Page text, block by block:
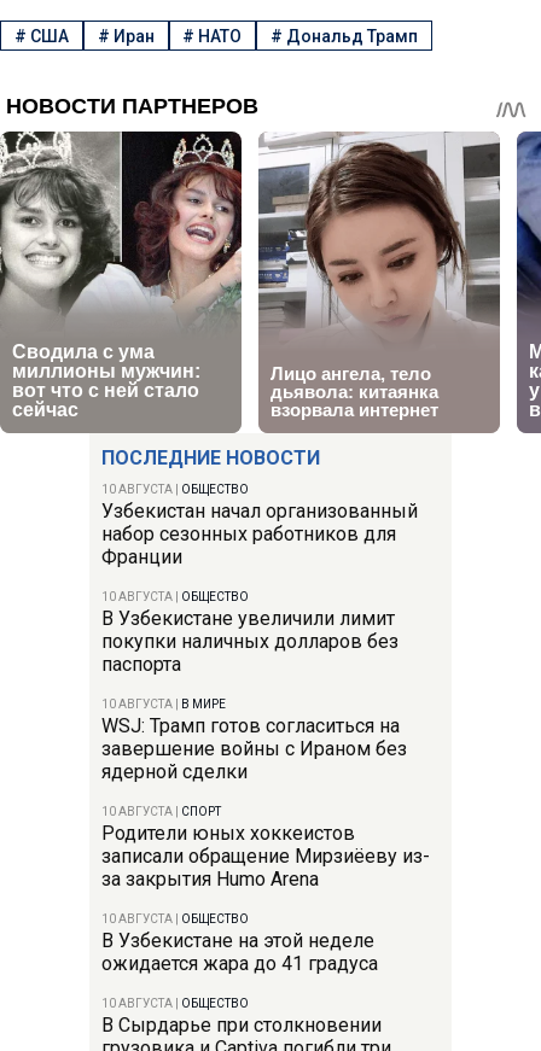
ПОСЛЕДНИЕ НОВОСТИ
10 АВГУСТА ОБЩЕСТВО
Узбекистан начал организованный
набор сезонных работников для
Франции
10 АВГУСТА ОБЩЕСТВО
В Узбекистане увеличили лимит
покупки наличных долларов без
паспорта
10 АВГУСТА В МИРЕ
WSJ: Трамп готов согласиться на
завершение войны с Ираном без
ядерной сделки
10 АВГУСТА СПОРТ
Родители юных хоккеистов
записали обращение Мирзиёеву из-
за закрытия Humo Arena
10 АВГУСТА ОБЩЕСТВО
В Узбекистане на этой неделе
ожидается жара до 41 градуса
10 АВГУСТА ОБЩЕСТВО
В Сырдарье при столкновении
# США # Иран # НАТО # Дональд Трамп